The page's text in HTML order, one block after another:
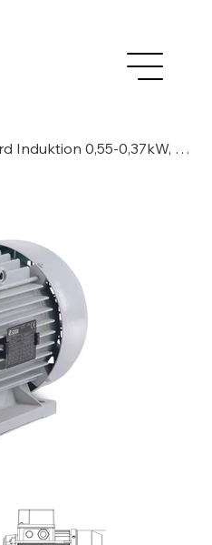
MT1 80MB/4-6 IEC Standard Induktion 0,55-0,37kW, 3 Phasen/ 4-6 Pole